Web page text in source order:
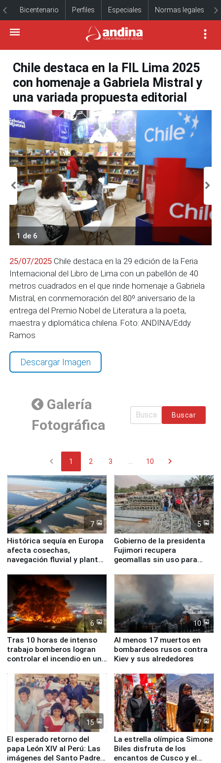
Bicentenario Perfiles Especiales Normas legales
Chile destaca en la FIL Lima 2025
con homenaje a Gabriela Mistral y
una variada propuesta editorial
1 de 6
25/07/2025 Chile destaca en la 29 edición de la Feria
Internacional del Libro de Lima con un pabellón de 40
metros cuadrados en el que rinde homenaje a Gabriela
Mistral, en conmemoración del 80º aniversario de la
entrega del Premio Nobel de Literatura a la poeta,
maestra y diplomática chilena. Foto: ANDINA/Eddy
Ramos
Descargar Imagen
Galería
Fotográfica
Buscar
chevron_left 1 2 3 10 chevron_right
7
Histórica sequía en Europa
afecta cosechas,
navegación fluvial y plantas
5
Gobierno de la presidenta
Fujimori recupera
geomallas sin uso para
Fenómeno El Niño
6
Tras 10 horas de intenso
trabajo bomberos logran
controlar el incendio en una
de Chile
10
Al menos 17 muertos en
bombardeos rusos contra
Kiev y sus alrededores
15
El esperado retorno del
papa León XIV al Perú: Las
imágenes del Santo Padre
7
La estrella olímpica Simone
Biles disfruta de los
encantos de Cusco y el